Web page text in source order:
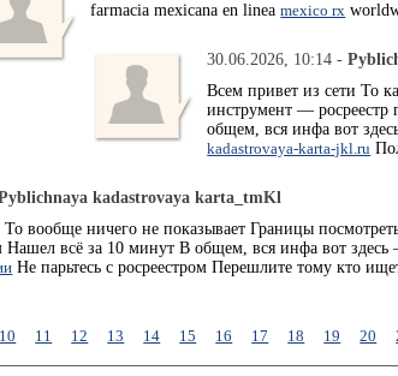
farmacia mexicana en lineamexico rx
30.06.2026, 10:14 -
Всем привет из сети То
инструмент — росреестр
общем, вся инфа вот
kadastrovaya-karta-jkl.ru
kadastrovaya karta_tmKl
То вообще ничего не показывает Границы
Нашел всё за 10 минут В общем, вся инфа вот здесь
Не парьтесь с росреестром Перешлите тому кто
10 11 12 13 14 15 16 17 18 19 20